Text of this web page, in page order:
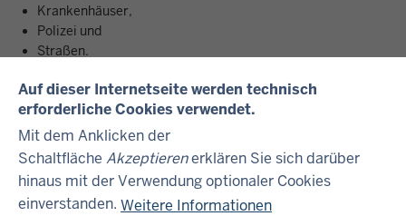
Auf dieser Internetseite werden technisch
erforderliche Cookies verwendet.
Mit dem Anklicken der
Schaltfläche Akzeptierenerklären Sie sich darüber
hinaus mit der Verwendung optionaler Cookies
einverstanden. Weitere Informationen
Krankenhäuser,
Polizei und
Straßen.
Es gibt verschiedene Steuern.
Manche Steuern bezahlt man zum Beispiel beim
Einkaufen.
Andere zieht man vom Gehalt ab.
Hier gibt es mehr Informationen über Steuern in